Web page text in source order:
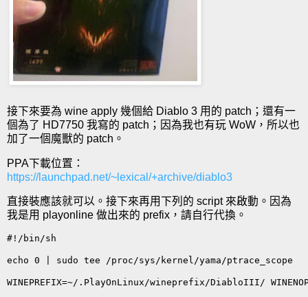
接下來要為 wine apply 幾個給 Diablo 3 用的 patch；還有一
個為了 HD7750 我寫的 patch；因為我也有玩 WoW，所以也
加了一個魔獸的 patch。
PPA下載位置：
https://launchpad.net/~lexical/+archive/diablo3
直接裝應該就可以。接下來再用下列的 script 來啟動。因為
我是用 playonline 做出來的 prefix，請自行代換。
#!/bin/sh
echo 0 | sudo tee /proc/sys/kernel/yama/ptrace_scope